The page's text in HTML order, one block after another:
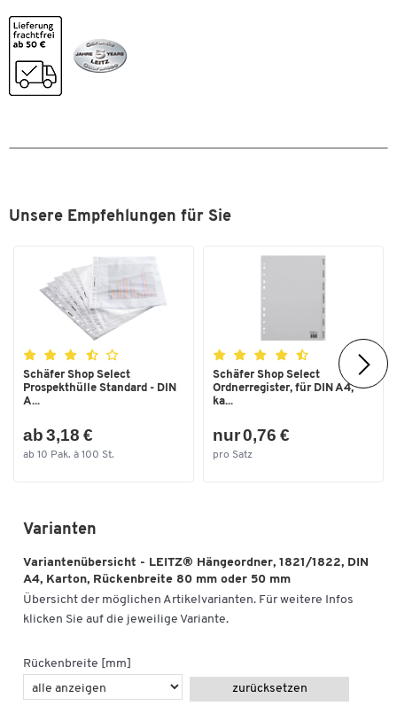
Maße
Format (DIN)
Unsere Empfehlungen für Sie
Schäfer Shop Select
Prospekthülle Standard - DIN
A...
ab 3,18 €
ab 10 Pak. à 100 St.
Schäfer Shop Select
Ordnerregister, für DIN A4,
ka...
nur 0,76 €
pro Satz
Varianten
Variantenübersicht - LEITZ® Hängeordner, 1821/1822, DIN
A4, Karton, Rückenbreite 80 mm oder 50 mm
Übersicht der möglichen Artikelvarianten. Für weitere Infos
klicken Sie auf die jeweilige Variante.
Rückenbreite [mm]
zurücksetzen
Zum Zoomen doppeltippen